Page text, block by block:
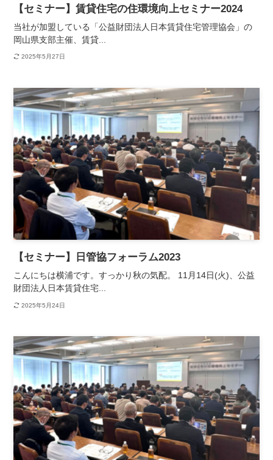
【セミナー】賃貸住宅の住環境向上セミナー2024
当社が加盟している「公益財団法人日本賃貸住宅管理協会」の
岡山県支部主催、賃貸...
2025年5月27日
【セミナー】日管協フォーラム2023
こんにちは横浦です。すっかり秋の気配。 11月14日(火)、公益
財団法人日本賃貸住宅...
2025年5月24日